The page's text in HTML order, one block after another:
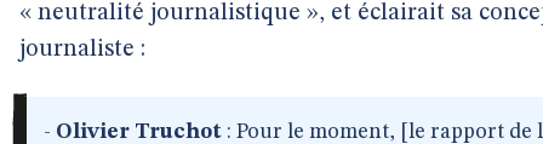
« neutralité journalistique », et éclairait sa
journaliste :
- Olivier Truchot : Pour le moment, [le rapport de